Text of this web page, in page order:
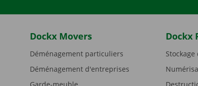
Dockx Movers
Déménagement particuliers
Déménagement d'entreprises
Dockx